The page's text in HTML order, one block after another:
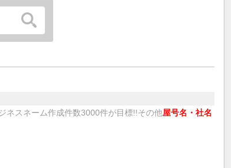
ネスネーム作成件数3000件が目標!!その他屋号名・社名